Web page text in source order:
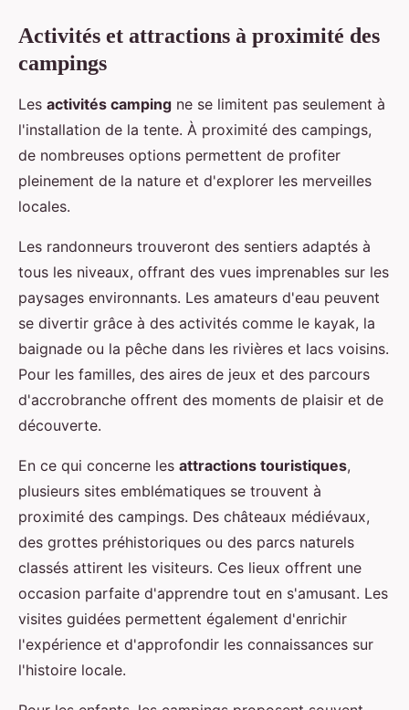
Activités et attractions à proximité des
campings
Les activités camping ne se limitent pas seulement à
l'installation de la tente. À proximité des campings,
de nombreuses options permettent de profiter
pleinement de la nature et d'explorer les merveilles
locales.
Les randonneurs trouveront des sentiers adaptés à
tous les niveaux, offrant des vues imprenables sur les
paysages environnants. Les amateurs d'eau peuvent
se divertir grâce à des activités comme le kayak, la
baignade ou la pêche dans les rivières et lacs voisins.
Pour les familles, des aires de jeux et des parcours
d'accrobranche offrent des moments de plaisir et de
découverte.
En ce qui concerne les attractions touristiques,
plusieurs sites emblématiques se trouvent à
proximité des campings. Des châteaux médiévaux,
des grottes préhistoriques ou des parcs naturels
classés attirent les visiteurs. Ces lieux offrent une
occasion parfaite d'apprendre tout en s'amusant. Les
visites guidées permettent également d'enrichir
l'expérience et d'approfondir les connaissances sur
l'histoire locale.